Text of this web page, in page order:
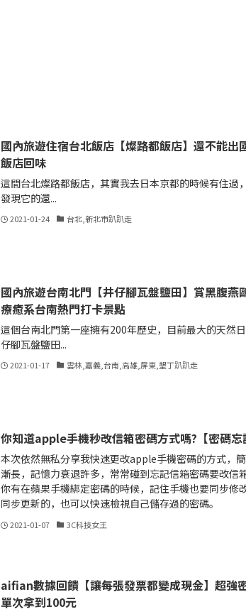
國內旅遊住宿台北飯店【燦路都飯店】還不能出
飯店回味
這間台北燦路都飯店，其實我去日本京都的時候有住過
發現它的還...
2021-01-24 台北,新北市趴趴走
國內旅遊台南北門【井仔腳瓦盤鹽田】賞黑腹燕
療癒系台南熱門打卡景點
這個台南北門第一座擁有200年歷史，目前最大的天然
仔腳瓦盤鹽田...
2021-01-17 雲林,嘉義,台南,高雄,屏東,墾丁趴趴走
你知道apple手機秒改信箱密碼方式嗎?【密碼
本次依然無私分享我快速更改apple手機密碼的方式，
漸長，記憶力衰退許多，常常碰到忘記信箱密碼要改信
你有在蘋果手機綁定密碼的時候，記住手機也要同步修
同步更新的，也可以快速檢視自己儲存過的密碼。
2021-01-07 3C科技女王
aifian數據回饋【讓每張發票都變成現金】超強
單次拿到100元